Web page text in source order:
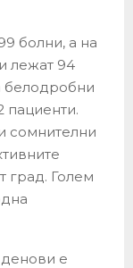
болни, а на
лежат 94
белодробни
пациенти.
сомнителни
град. Голем
е